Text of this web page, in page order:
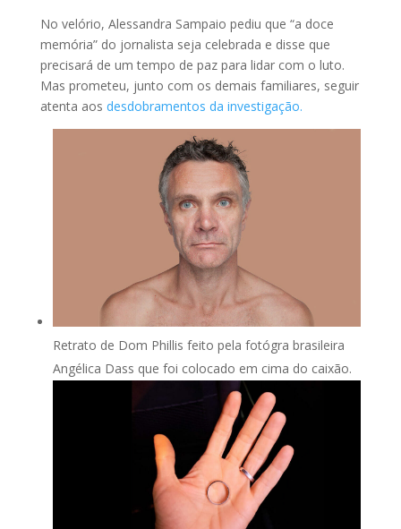
No velório, Alessandra Sampaio pediu que “a doce
memória” do jornalista seja celebrada e disse que
precisará de um tempo de paz para lidar com o luto.
Mas prometeu, junto com os demais familiares, seguir
atenta aos desdobramentos da investigação.
Retrato de Dom Phillis feito pela fotógra brasileira
Angélica Dass que foi colocado em cima do caixão.